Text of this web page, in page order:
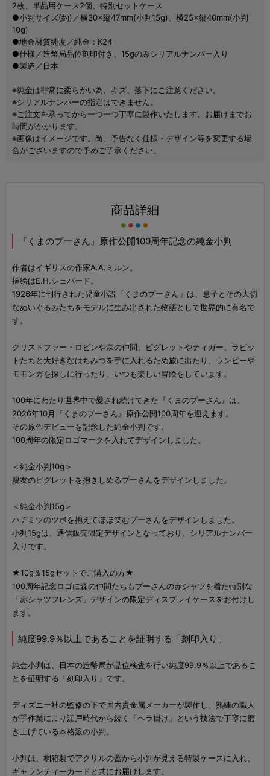
2枚、単品用ケース2個、特別セットケース
●小判サイズ(約)／横30×縦47mm(小判15g)、横25×縦40mm(小判
10g)
●地金材質純度／純金：K24
●仕様／造幣局品位刻印付き、15gのみシリアルナンバー入り
●製造／日本
※純金は非常に柔らかい為、キズ、落下にご注意ください。
※シリアルナンバーの指定はできません。
※ご注文を承ってから一つ一つ丁寧に製作いたします。お届けまでお
時間がかかります。
※画像はイメージです。尚、予告なく仕様・デザイン等を変更する場
合がございますので予めご了承ください。
商品詳細
『くまのプーさん』原作公開100周年記念の純金小判
作者はイギリスの作家A.A.ミルン。
挿絵はE.H.シェパード。
1926年に刊行された児童小説「くまのプーさん」は、息子とその大切
なぬいぐるみたちをモデルに生み出された物語として世界的に有名で
す。
クリストファー・ロビンや森の仲間、ピグレットやティガー、ラビッ
トたちと大好きなはちみつを手に入れるため旅に出たり、ランピーや
モモンガを探しに行ったり、いつも楽しい冒険をしています。
100年にわたり世界中で愛され続けてきた『くまのプーさん』は、
2026年10月『くまのプーさん』原作公開100周年を迎えます。
その原作デビューを記念した純金小判です。
100周年の限定ロゴマークを入れてデザインしました。
＜純金小判10g＞
親友のピグレットを抱きしめるプーさんをデザインしました。
＜純金小判15g＞
ハチミツのツボを抱えてほほ笑むプーさんをデザインしました。
小判15gは、通信販売限定デザインとなっており、シリアルナンバー
入りです。
★10g＆15gセットでご購入の方★
100周年記念ロゴに森の仲間たちもプーさんの赤シャツを着た特別な
「赤シャツフレンズ」デザインの限定ディスプレイケースをお付けし
ます。
純度99.9％以上であることを証明する「刻印入り」
純金小判は、日本の造幣局が品位検査を行い純度99.9％以上であるこ
とを証明する「刻印入り」です。
ディズニー社の監修の下で国内貴金属メーカーが製作し、熟練の職人
が手作業により江戸時代から続く「ヘラ掛け」という技法で丁寧に磨
き上げている本格派の小判。
小判は、桐箱製でアクリルの蓋から小判が見える特製ケースに入れ、
ギャランティーカードと共にお届けします。